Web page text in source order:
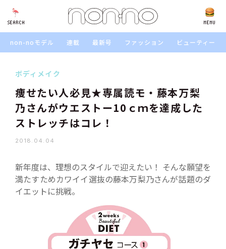
SEARCH MENU
SEARCH
non-noモデル 連載 最新号 ファッション ビューティー
ボディメイク
痩せたい人必見★専属読モ・藤本万梨
乃さんがウエストー10ｃｍを達成した
ストレッチはコレ！
2018.04.04
新年度は、理想のスタイルで迎えたい！ そんな願望を
満たすためカワイイ選抜の藤本万梨乃さんが話題のダ
イエットに挑戦。